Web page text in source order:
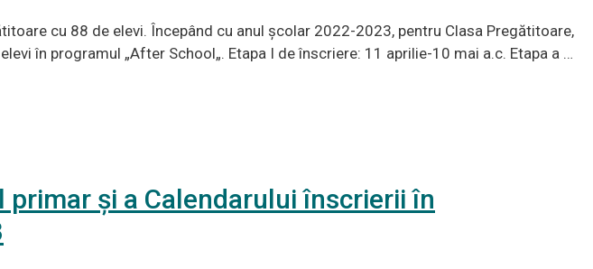
cu 88 de elevi. Începând cu anul școlar 2022-2023, pentru Clasa Pregătitoare,
în programul „After School„. Etapa I de înscriere: 11 aprilie-10 mai a.c. Etapa a …
și a Calendarului înscrierii în